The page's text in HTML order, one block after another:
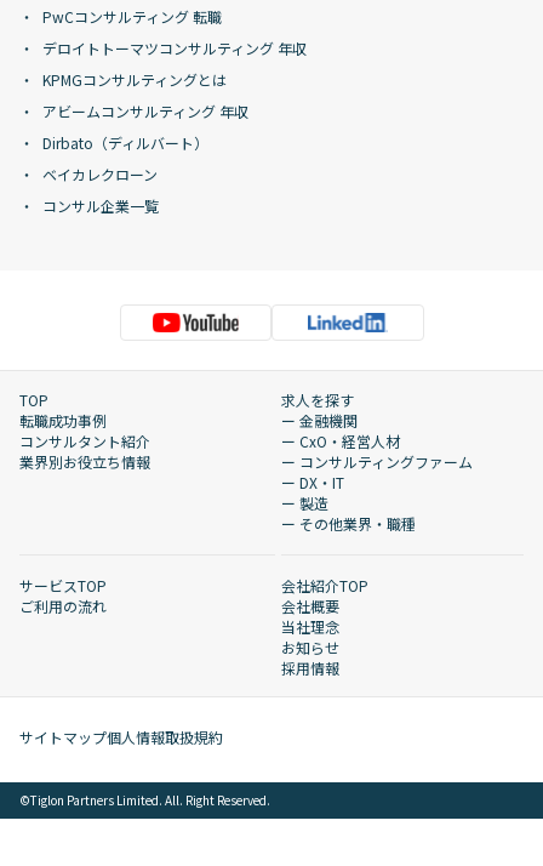
PwCコンサルティング 転職
デロイトトーマツコンサルティング 年収
KPMGコンサルティングとは
アビームコンサルティング 年収
Dirbato（ディルバート）
ベイカレクローン
コンサル企業一覧
TOP
転職成功事例
コンサルタント紹介
業界別お役立ち情報
求人を探す
ー 金融機関
ー CxO・経営人材
ー コンサルティングファーム
ー DX・IT
ー 製造
ー その他業界・職種
サービスTOP
ご利用の流れ
会社紹介TOP
会社概要
当社理念
お知らせ
採用情報
サイトマップ個人情報取扱規約
©︎Tiglon Partners Limited. All. Right Reserved.